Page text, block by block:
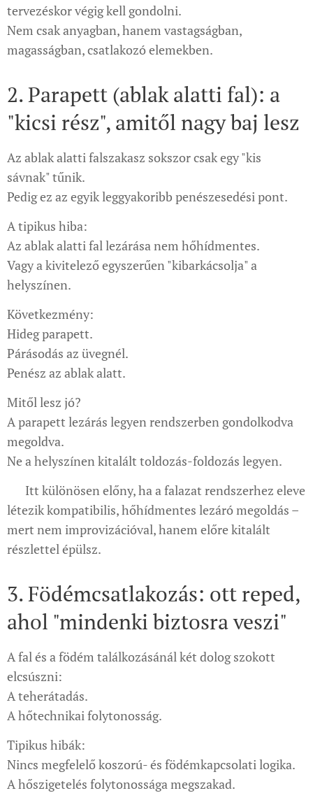
tervezéskor végig kell gondolni.
Nem csak anyagban, hanem vastagságban,
magasságban, csatlakozó elemekben.
2. Parapett (ablak alatti fal): a
"kicsi rész", amitől nagy baj lesz
Az ablak alatti falszakasz sokszor csak egy "kis
sávnak" tűnik.
Pedig ez az egyik leggyakoribb penészesedési pont.
A tipikus hiba:
Az ablak alatti fal lezárása nem hőhídmentes.
Vagy a kivitelező egyszerűen "kibarkácsolja" a
helyszínen.
Következmény:
Hideg parapett.
Párásodás az üvegnél.
Penész az ablak alatt.
Mitől lesz jó?
A parapett lezárás legyen rendszerben gondolkodva
megoldva.
Ne a helyszínen kitalált toldozás-foldozás legyen.
👉 Itt különösen előny, ha a falazat rendszerhez eleve
létezik kompatibilis, hőhídmentes lezáró megoldás –
mert nem improvizációval, hanem előre kitalált
részlettel épülsz.
3. Födémcsatlakozás: ott reped,
ahol "mindenki biztosra veszi"
A fal és a födém találkozásánál két dolog szokott
elcsúszni:
A teherátadás.
A hőtechnikai folytonosság.
Tipikus hibák:
Nincs megfelelő koszorú- és födémkapcsolati logika.
A hőszigetelés folytonossága megszakad.